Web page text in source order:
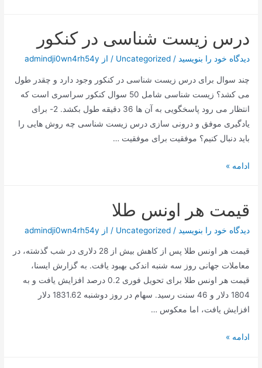
درس زیست شناسی در کنکور
دیدگاه‌ خود را بنویسید /
Uncategorized / از admindji0wn4rh54y
چند سوال برای درس زیست شناسی در کنکور وجود دارد و چقدر طول
می کشد؟ زیست شناسی شامل 50 سوال کنکور سراسری است که
انتظار می رود پاسخگویی به آن ها 36 دقیقه طول بکشد. 2- برای
یادگیری موفق و درونی سازی درس زیست شناسی چه روش هایی را
باید دنبال کنیم؟ موفقیت برای موفقیت …
درس
در
کنکور
ادامه »
قیمت هر اونس طلا
دیدگاه‌ خود را بنویسید /
Uncategorized / از admindji0wn4rh54y
قیمت هر اونس طلا پس از کاهش بیش از 28 دلاری در شب گذشته، در
معاملات جهانی روز سه شنبه اندکی بهبود یافت. به گزارش ایسنا،
قیمت هر اونس طلا برای تحویل فوری 0.2 درصد افزایش یافت و به
1804 دلار و 46 سنت رسید. سهام در روز دوشنبه 1831.62 دلار
افزایش یافت، اما معکوس …
قیمت
ادامه »